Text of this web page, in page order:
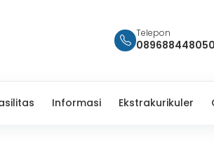
Telepon
089688448050
Informasi Ekstrakurikuler